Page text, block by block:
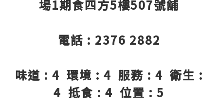
場1期食四方5樓507號舖
電話 : 2376 2882
味道 : 4 環境 : 4 服務 : 4 衛生 :
4 抵食 : 4 位置 : 5